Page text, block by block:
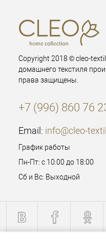
Copyright 2018 © cleo-
домашнего текстиля
права защищены.
+7 (996) 860 76
Email: info@cleo-
График работы
Пн-Пт: с 10:00 до 18:00
Сб и Вс: Выходной